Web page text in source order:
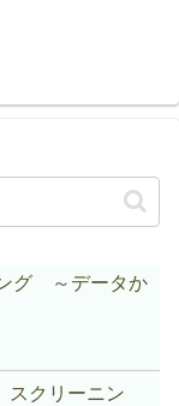
グ ～データか
クリーニン